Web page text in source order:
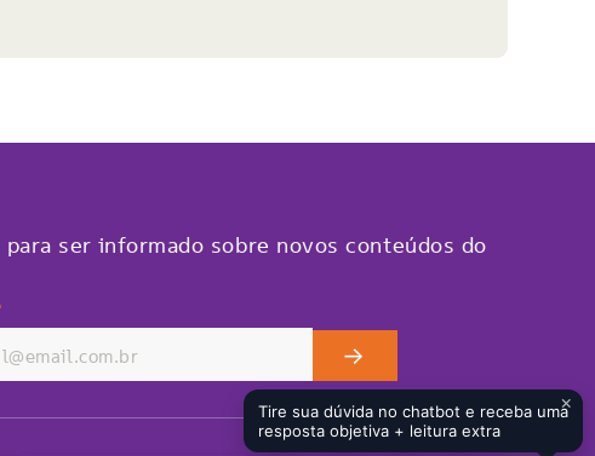
ser informado sobre novos conteúdos do
->
Tire sua dúvida no chatbot e receba uma
resposta objetiva + leitura extra
×